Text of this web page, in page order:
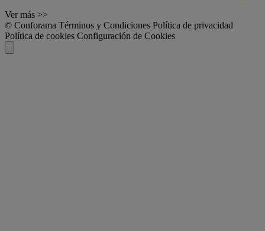
Ver más >>
© Conforama Términos y Condiciones Política de privacidad
Política de cookies Configuración de Cookies